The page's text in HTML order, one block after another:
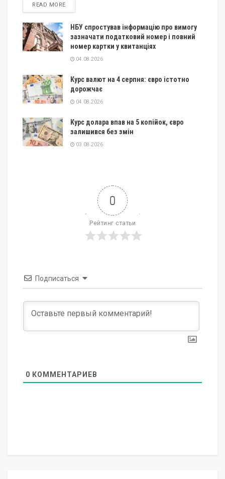
READ MOREDETAILS
НБУ спростував інформацію про вимогу
зазначати податковий номер і повний
номер картки у квитанціях
04.08.2026
Курс валют на 4 серпня: євро істотно
дорожчає
04.08.2026
Курс долара впав на 5 копійок, євро
залишився без змін
03.08.2026
0
Рейтинг статьи
Подписаться
0 КОММЕНТАРИЕВ